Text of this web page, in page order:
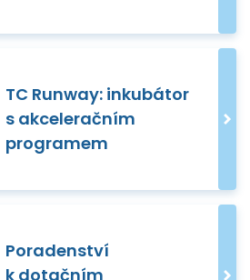
TC Runway: inkubátor
s akceleračním
programem
Poradenství
k dotačním